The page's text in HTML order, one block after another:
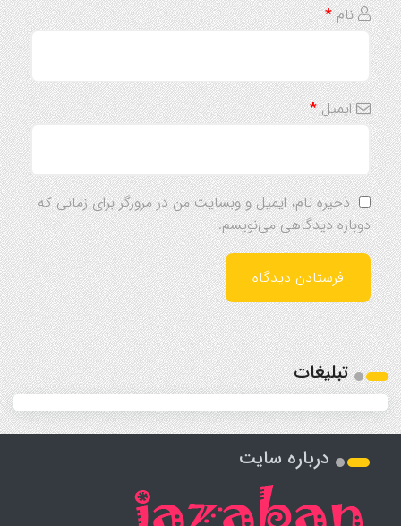
نام*
ایمیل*
ذخیره نام، ایمیل و وبسایت من در مرورگر برای زمانی که
دوباره دیدگاهی می‌نویسم.
تبلیغات
درباره سایت